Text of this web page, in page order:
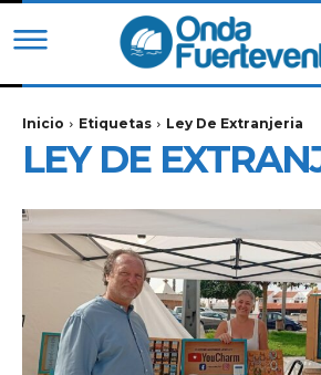
Inicio Etiquetas Ley De Extranjeria
LEY DE